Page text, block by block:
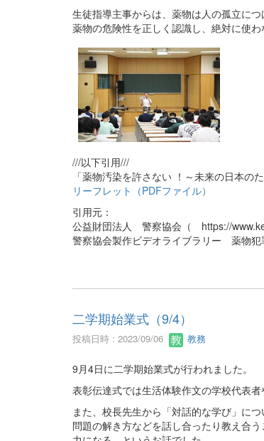
生徒指導主事からは、薬物は人の孤立に
薬物の危険性を正しく認識し、絶対に使わ
///以下引用///
「薬物汚染を許さない ！～未来の日本
リーフレット（PDFファイル）
引用元：
公益財団法人 警察協会（ https://
警察協会製作ビデオライブラリー 薬物
二学期始業式（9/4）
投稿日時 : 2023/09/06 教務
9月4日に二学期始業式が行われました。
表彰伝達式では生活体験作文の学校代表者
また、校長先生から「対話的な学び」につ
問題の解き方などを話し合ったり教え合